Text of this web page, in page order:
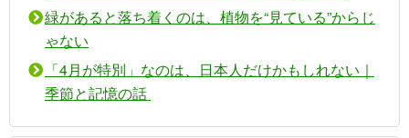
緑があると落ち着くのは、植物を“見ている”からじ
ゃない
「4月が特別」なのは、日本人だけかもしれない｜
季節と記憶の話